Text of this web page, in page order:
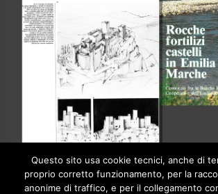
Questo sito usa cookie tecnici, anche di
proprio corretto funzionamento, per la
anonime di traffico, e per il collegamento